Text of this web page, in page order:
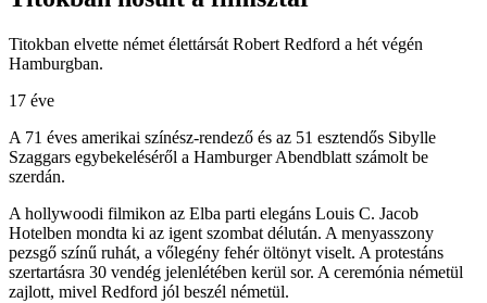
Titokban elvette német élettársát Robert Redford a hét végén
Hamburgban.
17 éve
A 71 éves amerikai színész-rendező és az 51 esztendős Sibylle
Szaggars egybekeléséről a Hamburger Abendblatt számolt be
szerdán.
A hollywoodi filmikon az Elba parti elegáns Louis C. Jacob
Hotelben mondta ki az igent szombat délután. A menyasszony
pezsgő színű ruhát, a vőlegény fehér öltönyt viselt. A protestáns
szertartásra 30 vendég jelenlétében kerül sor. A ceremónia németül
zajlott, mivel Redford jól beszél németül.